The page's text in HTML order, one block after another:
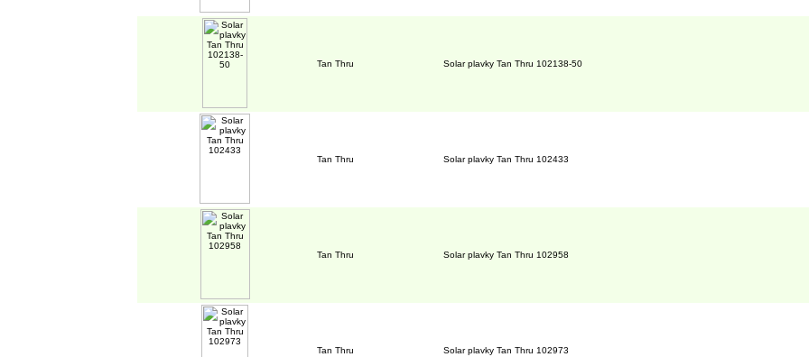
Tan Thru Solar plavky Tan Thru 102138-50
Tan Thru Solar plavky Tan Thru 102433
Tan Thru Solar plavky Tan Thru 102958
Tan Thru Solar plavky Tan Thru 102973